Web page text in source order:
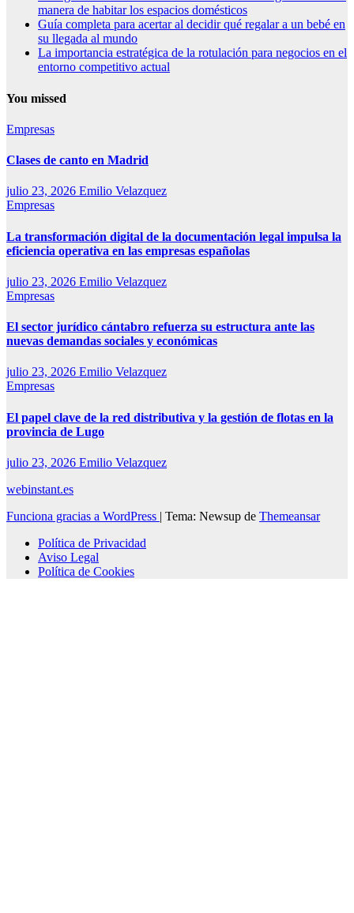
manera de habitar los espacios domésticos
Guía completa para acertar al decidir qué regalar a un bebé en
su llegada al mundo
La importancia estratégica de la rotulación para negocios en el
entorno competitivo actual
You missed
Empresas
Clases de canto en Madrid
julio 23, 2026 Emilio Velazquez
Empresas
La transformación digital de la documentación legal impulsa la
eficiencia operativa en las empresas españolas
julio 23, 2026 Emilio Velazquez
Empresas
El sector jurídico cántabro refuerza su estructura ante las
nuevas demandas sociales y económicas
julio 23, 2026 Emilio Velazquez
Empresas
El papel clave de la red distributiva y la gestión de flotas en la
provincia de Lugo
julio 23, 2026 Emilio Velazquez
webinstant.es
Funciona gracias a WordPress | Tema: Newsup de Themeansar
Política de Privacidad
Aviso Legal
Política de Cookies